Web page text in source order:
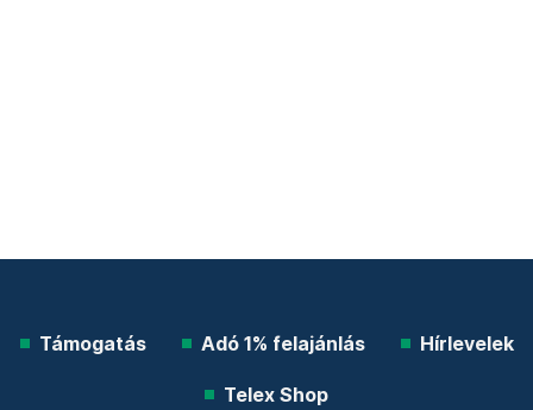
Támogatás Adó 1% felajánlás Hírlevelek
Telex Shop